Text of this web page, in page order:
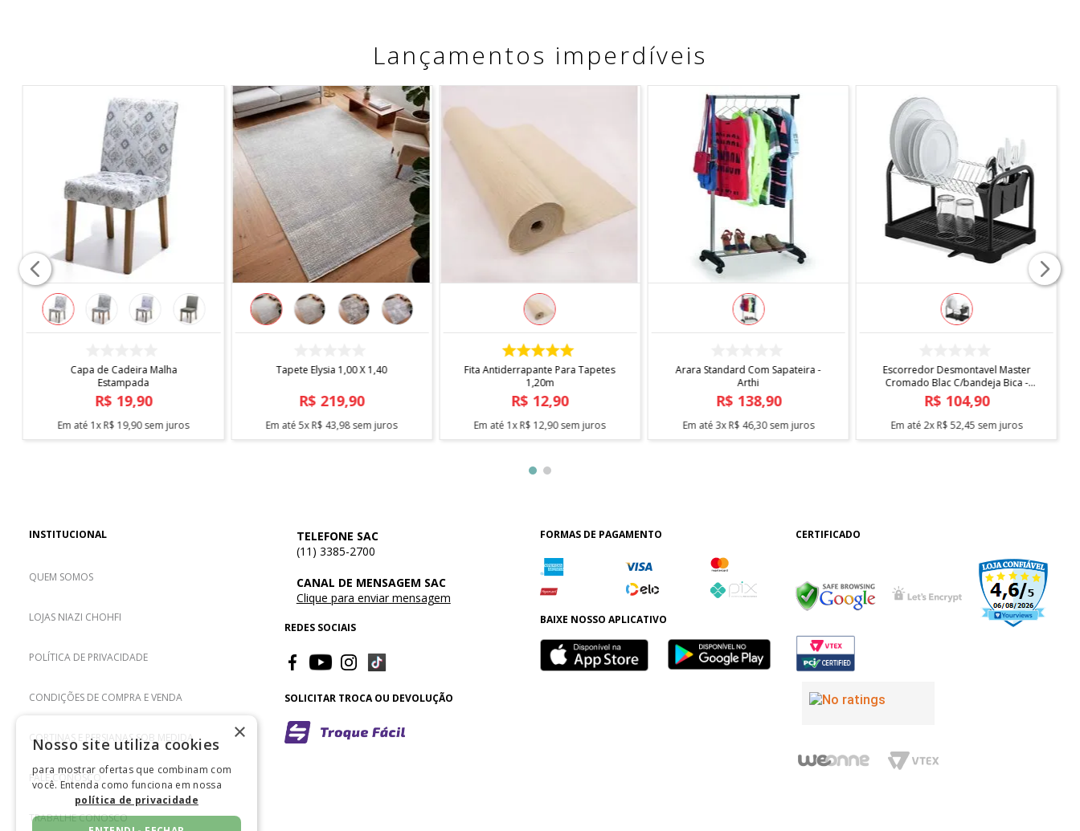
Lançamentos imperdíveis
Capa de Cadeira Malha
Estampada
R$ 19,90
Em até 1xR$ 19,90sem juros
Tapete Elysia 1,00 X 1,40
R$ 219,90
Em até5xR$ 43,98sem juros
COMPRAR
Fita Antiderrapante Para Tapetes
1,20m
R$ 12,90
Em até 1xR$ 12,90sem juros
Arara Standard Com Sapateira -
Arthi
R$ 138,90
Em até3xR$ 46,30sem juros
Escorredor Desmontavel Master
Cromado Blac C/bandeja Bica -
Arthi
R$ 104,90
Em até2xR$52,45 sem juros
INSTITUCIONAL
QUEM SOMOS
LOJAS NIAZI CHOHFI
POLÍTICA DE PRIVACIDADE
CONDIÇÕES DE COMPRA E VENDA
CORTINAS E PERSIANAS SOB MEDIDA
FALE CONOSCO
TRABALHE CONOSCO
TELEFONE SAC
(11) 3385-2700
CANAL DE MENSAGEM SAC
Clique para enviar mensagem
REDES SOCIAIS
SOLICITAR TROCA OU DEVOLUÇÃO
FORMAS DE PAGAMENTO
BAIXE NOSSO APLICATIVO
CERTIFICADO
×
Nosso site utiliza cookies
para mostrar ofertas que combinam com
você. Entenda como funciona em nossa
política de privacidade